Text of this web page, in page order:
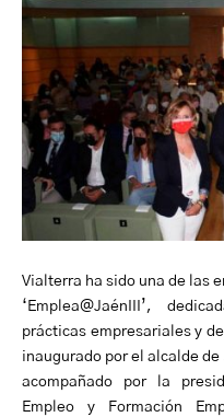
Vialterra ha sido una de las
‘Emplea@JaénIII’,
prácticas empresariales y
inaugurado por el alcalde
acompañado por la
Empleo y Formación